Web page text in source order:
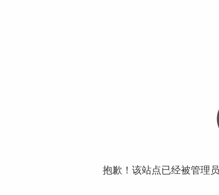
抱歉！该站点已经被管理